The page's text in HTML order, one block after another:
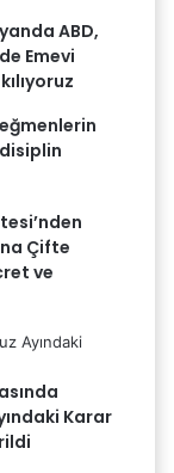
ABD,
Emevi
Çifte
ve
Karar